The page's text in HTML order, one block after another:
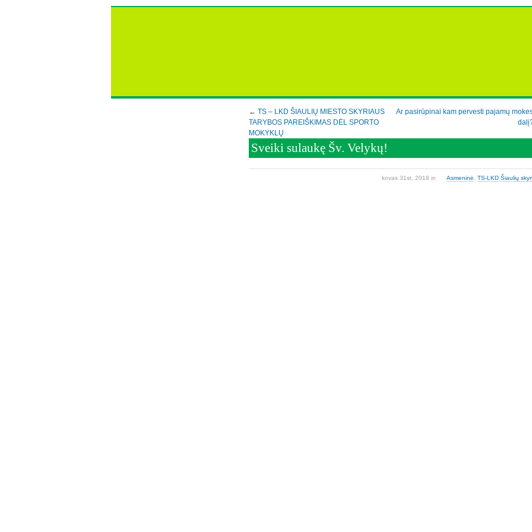
← TS – LKD ŠIAULIŲ MIESTO SKYRIAUS
TARYBOS PAREIŠKIMAS DĖL SPORTO
MOKYKLŲ
Ar pasirūpinai kam pervesti pajamų
Sveiki sulaukę Šv. Velykų!
kovas 31st, 2018 in Asmeninė TS-LKD Šiaulių